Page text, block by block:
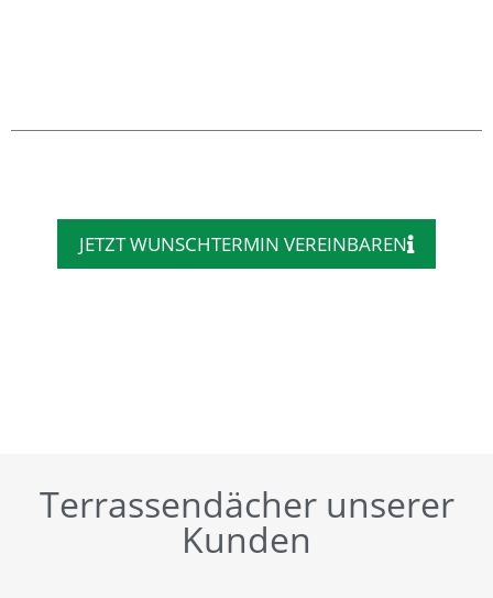
JETZT WUNSCHTERMIN VEREINBAREN
Terrassendächer unserer
Kunden